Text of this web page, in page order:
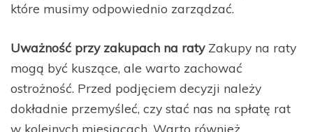
które musimy odpowiednio zarządzać.
Uważność przy zakupach na ratyZakupy na raty
mogą być kuszące, ale warto zachować
ostrożność. Przed podjęciem decyzji należy
dokładnie przemyśleć, czy stać nas na spłatę rat
w kolejnych miesiącach. Warto również